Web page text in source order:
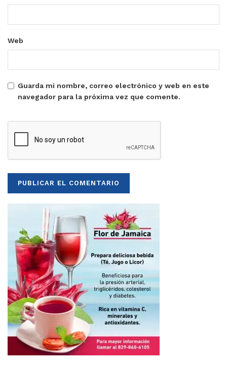
Web
Guarda mi nombre, correo electrónico y web en este
navegador para la próxima vez que comente.